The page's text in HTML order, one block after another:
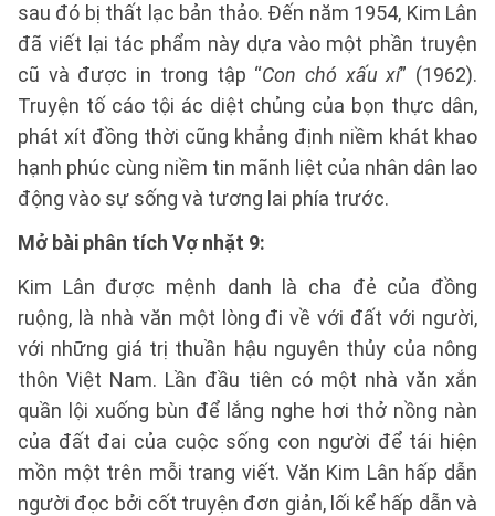
sau đó bị thất lạc bản thảo. Đến năm 1954, Kim Lân
đã viết lại tác phẩm này dựa vào một phần truyện
cũ và được in trong tập “Con chó xấu xí” (1962).
Truyện tố cáo tội ác diệt chủng của bọn thực dân,
phát xít đồng thời cũng khẳng định niềm khát khao
hạnh phúc cùng niềm tin mãnh liệt của nhân dân lao
động vào sự sống và tương lai phía trước.
Mở bài phân tích Vợ nhặt 9:
Kim Lân được mệnh danh là cha đẻ của đồng
ruộng, là nhà văn một lòng đi về với đất với người,
với những giá trị thuần hậu nguyên thủy của nông
thôn Việt Nam. Lần đầu tiên có một nhà văn xắn
quần lội xuống bùn để lắng nghe hơi thở nồng nàn
của đất đai của cuộc sống con người để tái hiện
mồn một trên mỗi trang viết. Văn Kim Lân hấp dẫn
người đọc bởi cốt truyện đơn giản, lối kể hấp dẫn và